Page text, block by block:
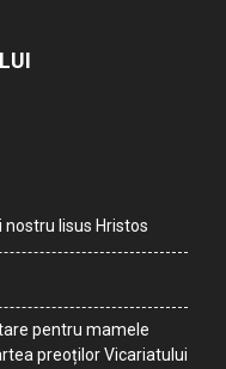
nostru Iisus Hristos
pentru mamele
preoților Vicariatului